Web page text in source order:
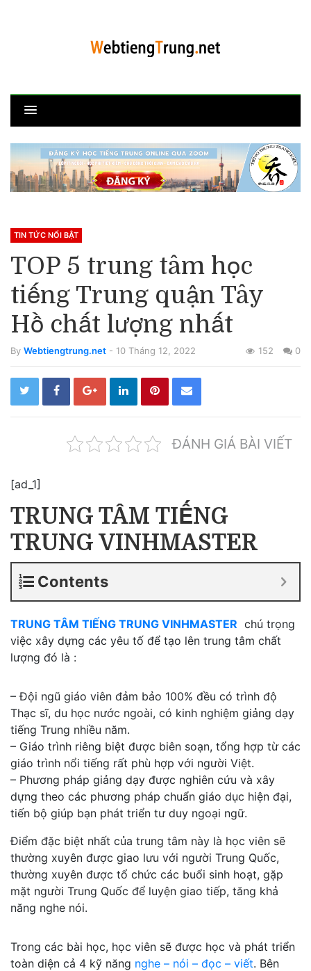
TIN TỨC NỔI BẬT
TOP 5 trung tâm học
tiếng Trung quận Tây
Hồ chất lượng nhất
By Webtiengtrung.net - 10 Tháng 12, 2022 152 0
ĐÁNH GIÁ BÀI VIẾT
[ad_1]
TRUNG TÂM TIẾNG
TRUNG VINHMASTER
Contents
TRUNG TÂM TIẾNG TRUNG VINHMASTER chú trọng
việc xây dựng các yêu tố để tạo lên trung tâm chất
lượng đó là :
– Đội ngũ giáo viên đảm bảo 100% đều có trình độ
Thạc sĩ, du học nước ngoài, có kinh nghiệm giảng dạy
tiếng Trung nhiều năm.
– Giáo trình riêng biệt được biên soạn, tổng hợp từ các
giáo trình nổi tiếng rất phù hợp với người Việt.
– Phương pháp giảng dạy được nghiên cứu và xây
dựng theo các phương pháp chuẩn giáo dục hiện đại,
tiến bộ giúp bạn phát triển tư duy ngoại ngữ.
Điểm đặc biệt nhất của trung tâm này là học viên sẽ
thường xuyên được giao lưu với người Trung Quốc,
thường xuyên được tổ chức các buổi sinh hoạt, gặp
mặt người Trung Quốc để luyện giao tiếp, tăng khả
năng nghe nói.
Trong các bài học, học viên sẽ được học và phát triển
toàn diện cả 4 kỹ năng nghe – nói – đọc – viết. Bên